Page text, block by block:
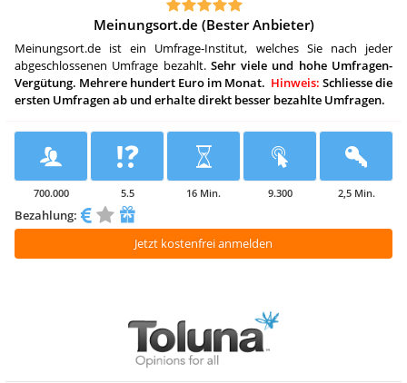
Meinungsort.de (Bester Anbieter)
Meinungsort.de ist ein Umfrage-Institut, welches Sie nach jeder
abgeschlossenen Umfrage bezahlt. Sehr viele und hohe Umfragen-
Vergütung. Mehrere hundert Euro im Monat. Hinweis: Schliesse die
ersten Umfragen ab und erhalte direkt besser bezahlte Umfragen.
700.000 5.5 16 Min. 9.300 2,5 Min.
Bezahlung:
Jetzt kostenfrei anmelden